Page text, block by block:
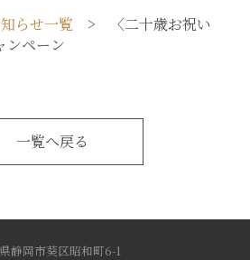
らせ一覧 > 〈二十歳お祝い
ンペーン
一覧へ戻る
静岡市葵区昭和町6-1